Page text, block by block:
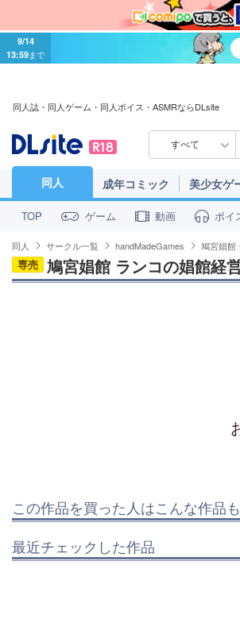
9/14
13:59まで
同人誌・同人ゲーム・同人ボイス・ASMRならDLsite
すべて
同人 成年コミック 美少女ゲ
TOP ゲーム 動画 ボイ
同人 サークル一覧 handMadeGames 鳩宮娼館
専売 鳩宮娼館 ランコの娼館経
この作品を買った人はこんな作品
最近チェックした作品